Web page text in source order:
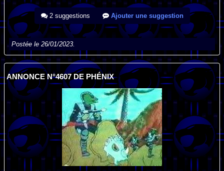
2 suggestions Ajouter une suggestion
Postée le 26/01/2023.
ANNONCE N°4607 DE PHÉNIX